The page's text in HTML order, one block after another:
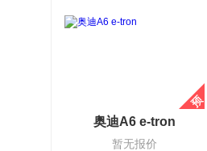
奥迪A6 e-tron
暂无报价